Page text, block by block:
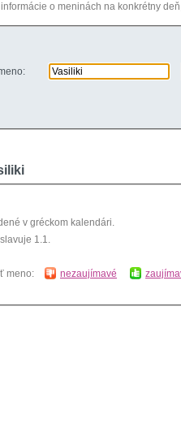
o meninách na konkrétny
v gréckom kalendári.
1.1.
meno: nezaujímavé